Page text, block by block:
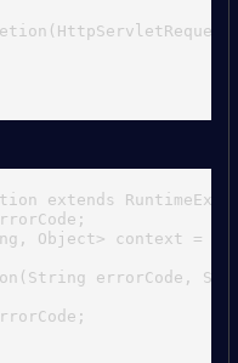
extends
Object> context =
errorCode,